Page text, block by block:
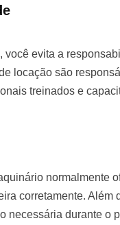
evita a
locação são
treinados e
normalmente
corretamente. Além
necessária durante o